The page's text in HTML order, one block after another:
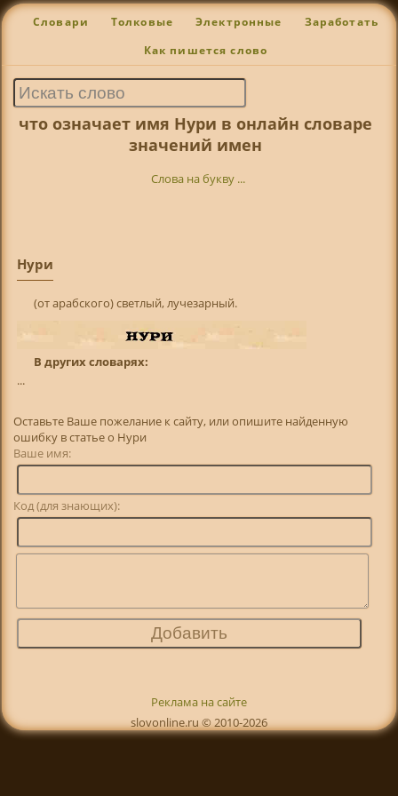
Словари Толковые Электронные Заработать
Как пишется слово
что означает имя Нури в онлайн словаре
значений имен
Слова на букву ...
Нури
(от арабского) светлый, лучезарный.
В других словарях:
...
Оставьте Ваше пожелание к сайту, или опишите найденную
ошибку в статье о Нури
Ваше имя:
Код (для знающих):
Реклама на сайте
slovonline.ru © 2010-2026